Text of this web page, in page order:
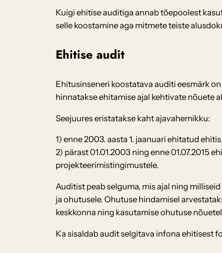
Kuigi ehitise auditiga annab tõepoolest
selle koostamine aga mitmete teiste
Ehitise audit
Ehitusinseneri koostatava auditi eesmärk
hinnatakse ehitamise ajal kehtivate nõuete
Seejuures eristatakse kaht ajavahemikku:
1) enne 2003. aasta 1. jaanuari ehitatud
2) pärast 01.01.2003 ning enne 01.07.2015
projekteerimistingimustele.
Auditist peab selguma, mis ajal ning
ja ohutusele. Ohutuse hindamisel
keskkonna ning kasutamise ohutuse
Ka sisaldab audit selgitava infona ehitisest